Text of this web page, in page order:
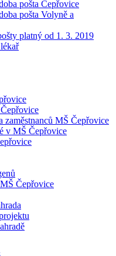
pošta Čepřovice
pošta Volyně a
platný od 1. 3. 2019
zaměstnanců MŠ Čepřovice
v MŠ Čepřovice
Čepřovice